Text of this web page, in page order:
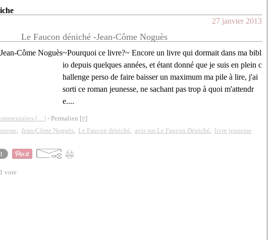
27 janvier 2013
Le Faucon déniché -Jean-Côme Noguès
~Pourquoi ce livre?~ Encore un livre qui dormait dans ma bibl
io depuis quelques années, et étant donné que je suis en plein c
hallenge perso de faire baisser un maximum ma pile à lire, j'ai
sorti ce roman jeunesse, ne sachant pas trop à quoi m'attendr
e....
[…] - Permalien [#]
, Jean-Côme Noguès, Le Faucon déniché, avis sur Le Faucon Déniché, livre jeunesse
1 vote